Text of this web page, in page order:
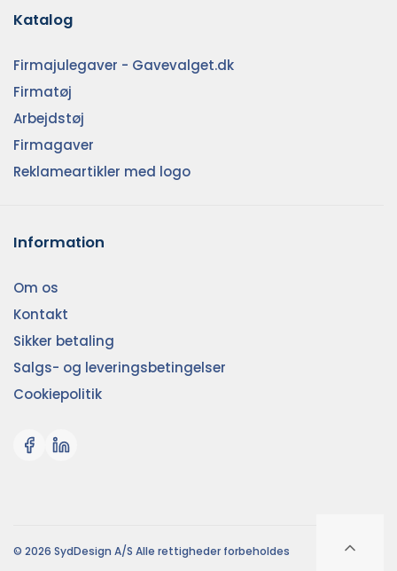
Katalog
Firmajulegaver - Gavevalget.dk
Firmatøj
Arbejdstøj
Firmagaver
Reklameartikler med logo
Information
Om os
Kontakt
Sikker betaling
Salgs- og leveringsbetingelser
Cookiepolitik
© 2026 SydDesign A/S Alle rettigheder forbeholdes